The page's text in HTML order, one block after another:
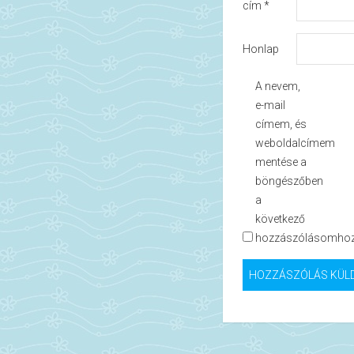
cím *
Honlap
A nevem,
e-mail
címem, és
weboldalcímem
mentése a
böngészőben
a
következő